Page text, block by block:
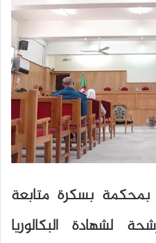
بمحكمة بسكرة متابعة
البكالوريا